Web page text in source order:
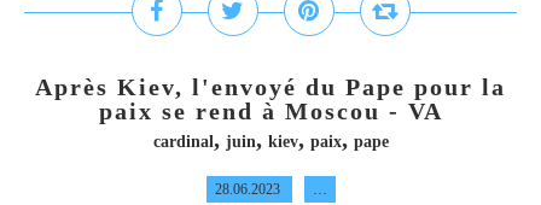
Après Kiev, l'envoyé du Pape pour la
paix se rend à Moscou - VA
cardinal, juin, kiev, paix, pape
28.06.2023 …